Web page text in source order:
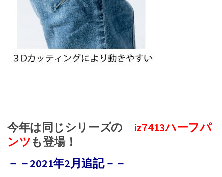
今年は同じシリーズの iz7413ハーフパ
ンツも登場！
－－2021年2月追記－－